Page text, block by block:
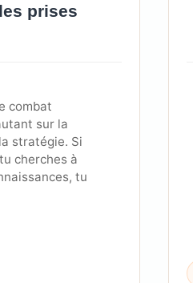
prises
combat
sur la
stratégie. Si
cherches à
tu